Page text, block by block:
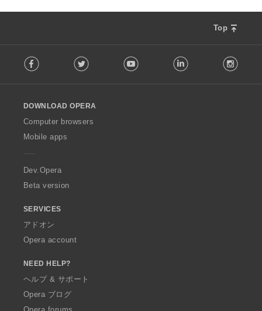
Top
o
w
O
p
a
Facebook Twitter Youtube LinkedIn
DOWNLOAD OPERA
Computer browsers
Mobile apps
Dev.Opera
Beta version
SERVICES
アドオン
Opera account
NEED HELP?
ヘルプ & サポート
Opera ブログ